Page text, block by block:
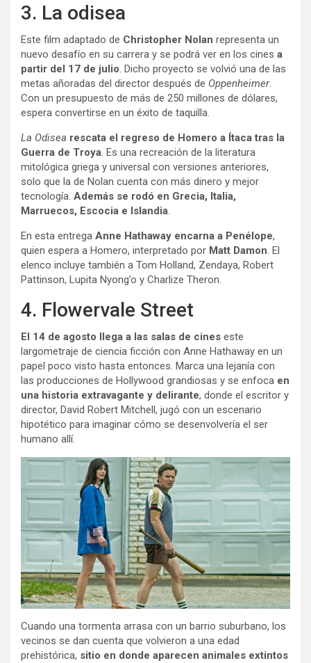
3. La odisea
Este film adaptado de Christopher Nolan representa un
nuevo desafío en su carrera y se podrá ver en los cines a
partir del 17 de julio. Dicho proyecto se volvió una de las
metas añoradas del director después de Oppenheimer.
Con un presupuesto de más de 250 millones de dólares,
espera convertirse en un éxito de taquilla.
La Odisea rescata el regreso de Homero a Ítaca tras la
Guerra de Troya. Es una recreación de la literatura
mitológica griega y universal con versiones anteriores,
solo que la de Nolan cuenta con más dinero y mejor
tecnología. Además se rodó en Grecia, Italia,
Marruecos, Escocia e Islandia.
En esta entrega Anne Hathaway encarna a Penélope,
quien espera a Homero, interpretado por Matt Damon. El
elenco incluye también a Tom Holland, Zendaya, Robert
Pattinson, Lupita Nyong’o y Charlize Theron.
4. Flowervale Street
El 14 de agosto llega a las salas de cines este
largometraje de ciencia ficción con Anne Hathaway en un
papel poco visto hasta entonces. Marca una lejanía con
las producciones de Hollywood grandiosas y se enfoca en
una historia extravagante y delirante, donde el escritor y
director, David Robert Mitchell, jugó con un escenario
hipotético para imaginar cómo se desenvolvería el ser
humano allí.
Cuando una tormenta arrasa con un barrio suburbano, los
vecinos se dan cuenta que volvieron a una edad
prehistórica, sitio en donde aparecen animales extintos